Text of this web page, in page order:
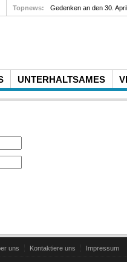
UNTERHALTSAMES
Topnews: Gedenken an den 30.
uns Kontaktiere uns Impressum